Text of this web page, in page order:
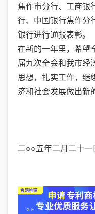
焦作市分行、工商银
行、中国银行焦作分
银行进行通报表彰。
在新的一年里，希望
届九次全会和我市经
思想，扎实工作，继
济和社会发展做出新
二○○五年二月二十一